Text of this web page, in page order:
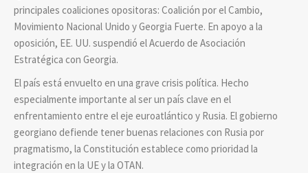
principales coaliciones opositoras: Coalición por el Cambio,
Movimiento Nacional Unido y Georgia Fuerte. En apoyo a la
oposición, EE. UU. suspendió el Acuerdo de Asociación
Estratégica con Georgia.
El país está envuelto en una grave crisis política. Hecho
especialmente importante al ser un país clave en el
enfrentamiento entre el eje euroatlántico y Rusia. El gobierno
georgiano defiende tener buenas relaciones con Rusia por
pragmatismo, la Constitución establece como prioridad la
integración en la UE y la OTAN.